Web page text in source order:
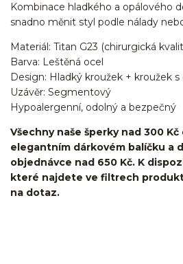
Kombinace hladkého a opálového
snadno měnit styl podle nálady
Materiál: Titan G23 (chirurgická
Barva: Leštěná ocel
Design: Hladký kroužek + kroužek
Uzávěr: Segmentový
Hypoalergenní, odolný a bezpečný
Všechny naše šperky nad 300 Kč
elegantním dárkovém balíčku a
objednávce nad 650 Kč. K
které najdete ve filtrech
na dotaz.